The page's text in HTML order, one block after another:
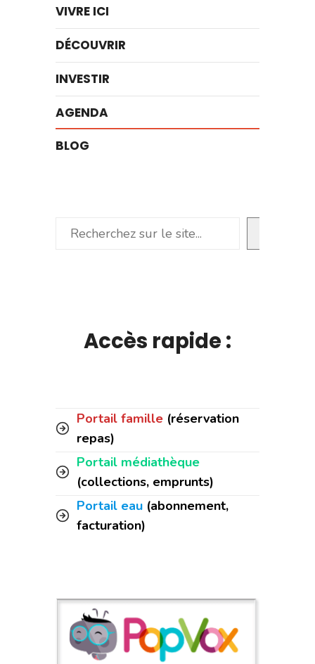
VIVRE ICI
DÉCOUVRIR
INVESTIR
AGENDA
BLOG
Rechercher
Accès rapide :
Portail famille (réservation
repas)
Portail médiathèque
(collections, emprunts)
Portail eau (abonnement,
facturation)